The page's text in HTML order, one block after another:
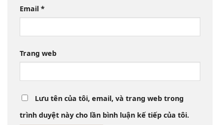
Email *
Trang web
Lưu tên của tôi, email, và trang web trong
trình duyệt này cho lần bình luận kế tiếp của tôi.